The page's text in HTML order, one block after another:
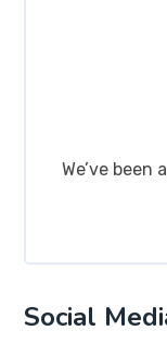
We’ve
Social